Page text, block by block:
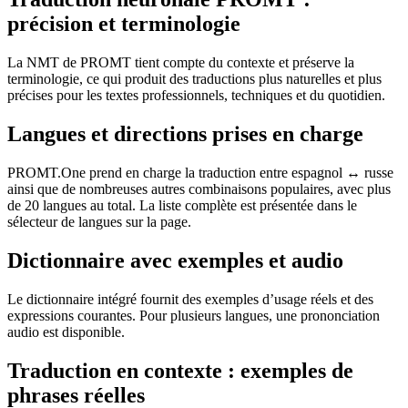
précision et terminologie
La NMT de PROMT tient compte du contexte et préserve la
terminologie, ce qui produit des traductions plus naturelles et plus
précises pour les textes professionnels, techniques et du quotidien.
Langues et directions prises en charge
PROMT.One prend en charge la traduction entre espagnol ↔ russe
ainsi que de nombreuses autres combinaisons populaires, avec plus
de 20 langues au total. La liste complète est présentée dans le
sélecteur de langues sur la page.
Dictionnaire avec exemples et audio
Le dictionnaire intégré fournit des exemples d’usage réels et des
expressions courantes. Pour plusieurs langues, une prononciation
audio est disponible.
Traduction en contexte : exemples de
phrases réelles